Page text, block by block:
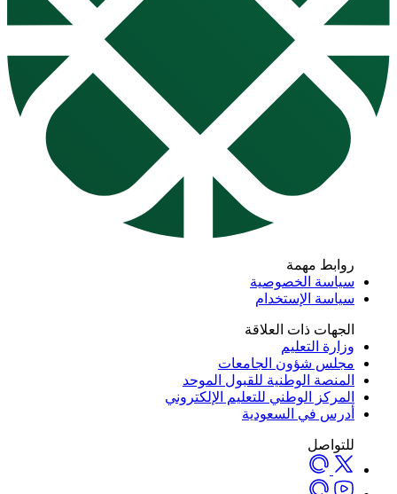
روابط مهمة
سياسة الخصوصية
سياسة الإستخدام
الجهات ذات العلاقة
وزارة التعليم
مجلس شؤون الجامعات
المنصة الوطنية للقبول الموحد
المركز الوطني للتعليم الإلكتروني
أدرس في السعودية
للتواصل